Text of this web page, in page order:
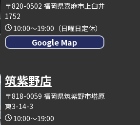
〒820-0502 福岡県嘉麻市上臼井
1752
10:00～19:00（日曜日定休）
Google Map
筑紫野店
〒818-0059 福岡県筑紫野市塔原
東3-14-3
10:00～19:00